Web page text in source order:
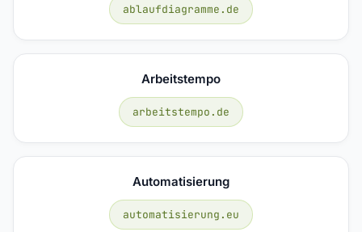
ablaufdiagramme.de
Arbeitstempo
arbeitstempo.de
Automatisierung
automatisierung.eu